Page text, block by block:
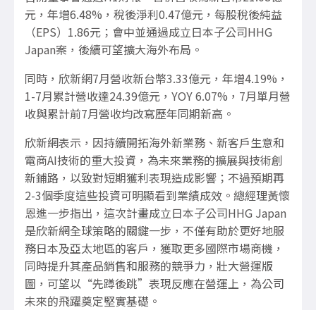
元，年增6.48% ，稅後淨利0.47億元，每股稅後純益
（EPS） 1.86元；會中並通過成立日本子公司HHG
Japan案，後續可望擴大海外布局。
同時，欣新網7月營收新台幣3.33億元，年增4.19% ，
1-7月累計營收達24.39億元， YOY 6.07% ， 7月單月營
收與累計前7月營收均改寫歷年同期新高。
欣新網表示，因持續開拓海外新業務、新客戶生意和
電商AI技術的重大投資，為未來業務的擴展與技術創
新鋪路，以致對短期獲利表現造成影響；不過預期再
2-3個季度這些投資可明顯看到業績成效。總經理黃懷
恩進一步指出，這次計畫成立日本子公司HHG Japan
是欣新網全球策略的關鍵一步，不僅有助於更好地服
務日本及亞太地區的客戶，獲取更多國際市場商機，
同時提升其產品銷售和服務的競爭力，壯大營運版
圖，可望以“先蹲後跳”表現反應在營運上，為公司
未來的飛躍奠定堅實基礎。